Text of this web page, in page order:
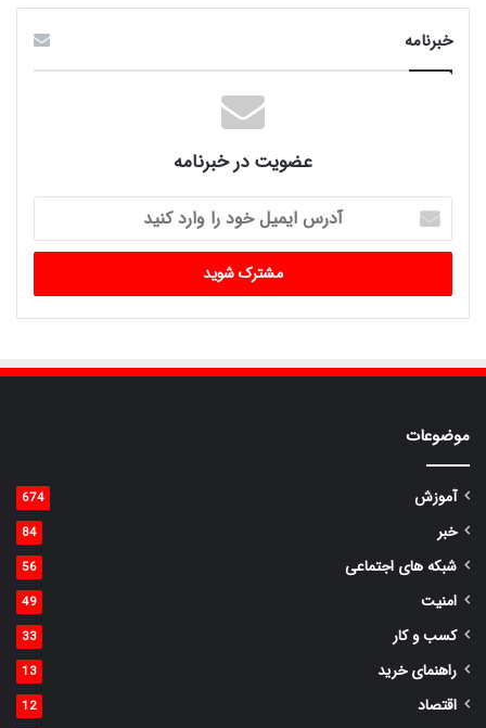
خبرنامه
عضویت در خبرنامه
آدرس
ایمیل
خود
وارد
کنید
موضوعات
آموزش 674
خبر 84
شبکه های اجتماعی 56
امنیت 49
کسب و کار 33
راهنمای خرید 13
اقتصاد 12